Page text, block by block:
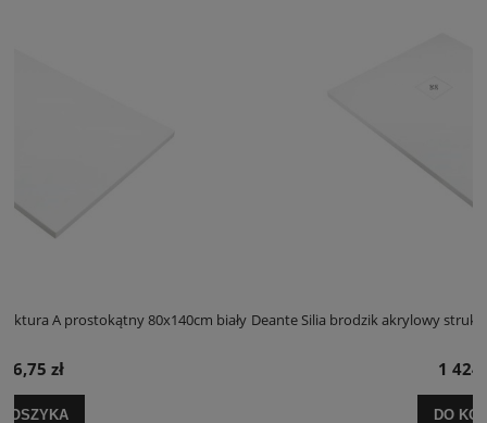
Deante Silia brodzik akrylowy struktura A prostokątny 100x120cm